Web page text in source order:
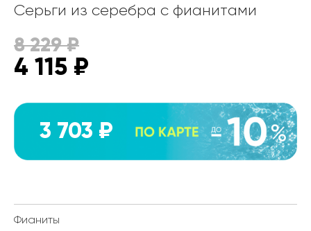
Серьги из серебра с фианитами
8 229₽
4 115 ₽
3 703 ₽
Фианиты